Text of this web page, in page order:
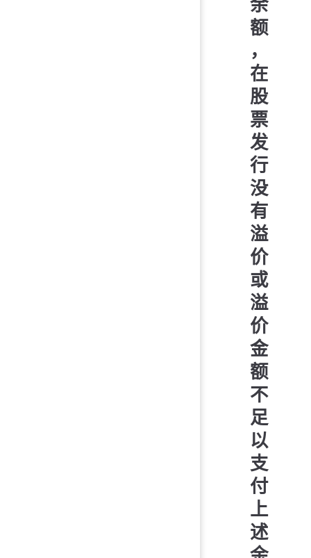
额
，
在
股
票
发
行
没
有
溢
价
或
溢
价
金
额
不
足
以
支
付
上
述